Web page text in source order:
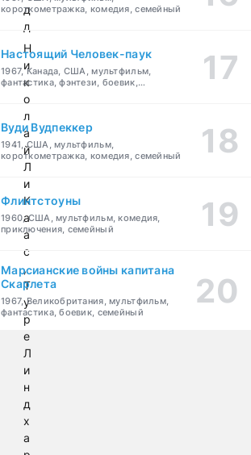
д
д
Н
и
к
о
л
а
й
Л
и
К
а
а
с
,
Т
у
р
е
Л
и
н
д
х
а
короткометражка, комедия, семейный
Настоящий Человек-паук
1967, Канада, США, мультфильм,
фантастика, фэнтези, боевик,
Вуди Вудпеккер
1941, США, мультфильм,
короткометражка, комедия, семейный
Флинтстоуны
1960, США, мультфильм, комедия,
приключения, семейный
Марсианские войны капитана
Скарлета
1967, Великобритания, мультфильм,
фантастика, боевик, семейный